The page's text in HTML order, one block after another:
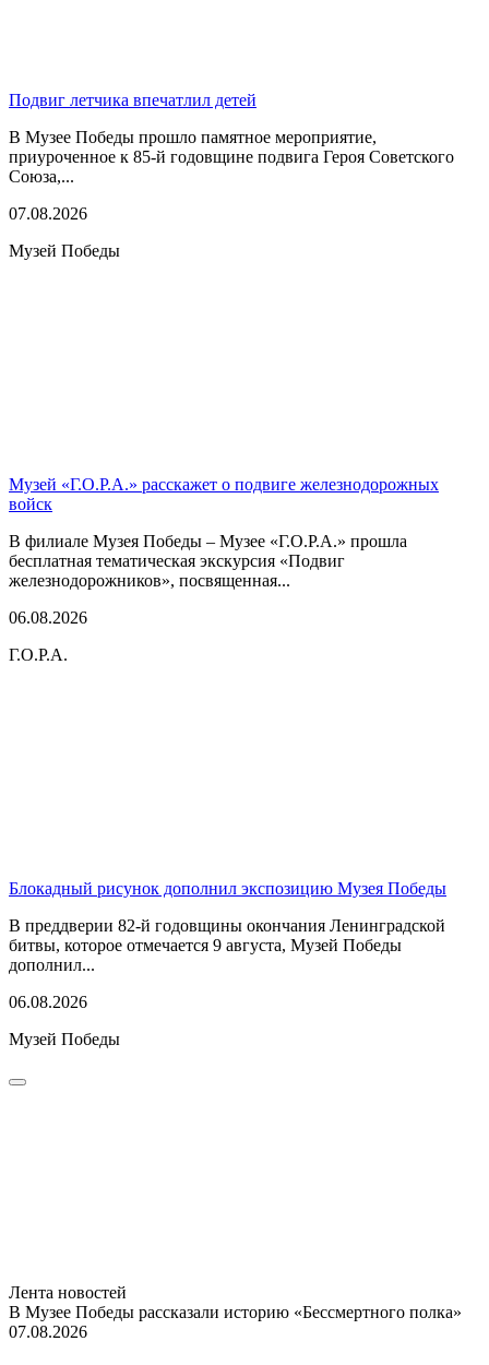
Подвиг летчика впечатлил детей
В Музее Победы прошло памятное мероприятие,
приуроченное к 85-й годовщине подвига Героя Советского
Союза,...
07.08.2026
Музей Победы
Музей «Г.О.Р.А.» расскажет о подвиге железнодорожных
войск
В филиале Музея Победы – Музее «Г.О.Р.А.» прошла
бесплатная тематическая экскурсия «Подвиг
железнодорожников», посвященная...
06.08.2026
Г.О.Р.А.
Блокадный рисунок дополнил экспозицию Музея Победы
В преддверии 82-й годовщины окончания Ленинградской
битвы, которое отмечается 9 августа, Музей Победы
дополнил...
06.08.2026
Музей Победы
Лента новостей
В Музее Победы рассказали историю «Бессмертного полка»
07.08.2026